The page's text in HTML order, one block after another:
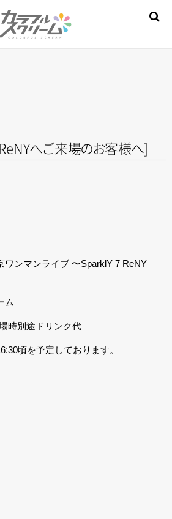
Yへご来場のお客様へ
ワンマンライブ 〜SparklY 7 ReNY
ム
時別途ドリンク代
頃を予定しております。